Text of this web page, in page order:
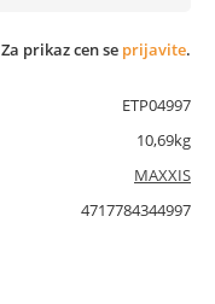
Za prikaz cen se prijavite.
ETP04997
10,69kg
MAXXIS
4717784344997